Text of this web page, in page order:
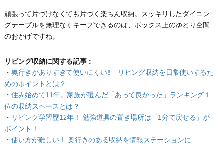
頑張って片づけなくても片づく楽ちん収納。スッキリしたダイニン
グテーブルを無理なくキープできるのは、ボックス上のゆとり空間
のおかげですね。
リビング収納に関する記事：
・ 奥行きがありすぎて使いにくい!! リビング収納を日常使いするた
めのポイントとは？
・ 住み始めて11年。家族が選んだ「あって良かった」ランキング１
位の収納スペースとは？
・ リビング学習歴12年！ 勉強道具の置き場所は「1分で戻せる」が
ポイント！
・ 使い方が難しい！ 奥行きのある収納を情報ステーションに